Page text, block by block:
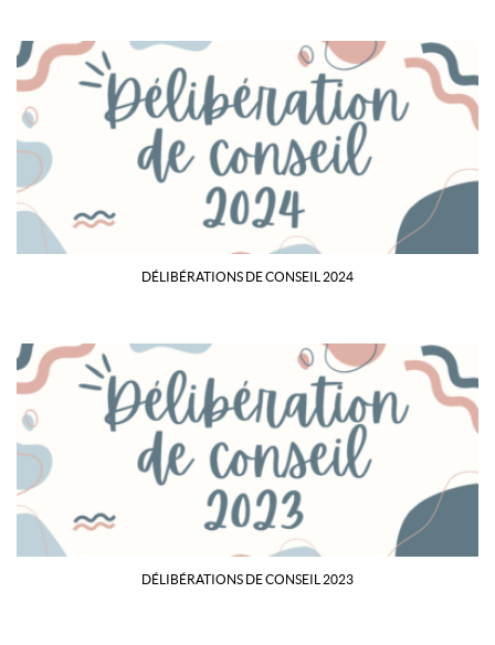
DÉLIBÉRATIONS DE CONSEIL 2024
DÉLIBÉRATIONS DE CONSEIL 2023